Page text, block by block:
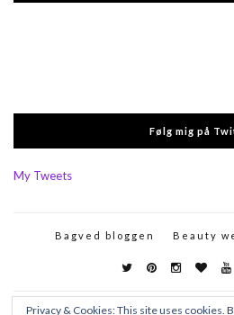
Følg mig på
My Tweets
Bagved bloggen Beauty
Privacy & Cookies: This site uses cookies.